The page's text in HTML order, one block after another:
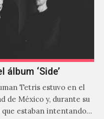
‘Side’
Tetris estuvo en el
de México y, durante su
estaban intentando…